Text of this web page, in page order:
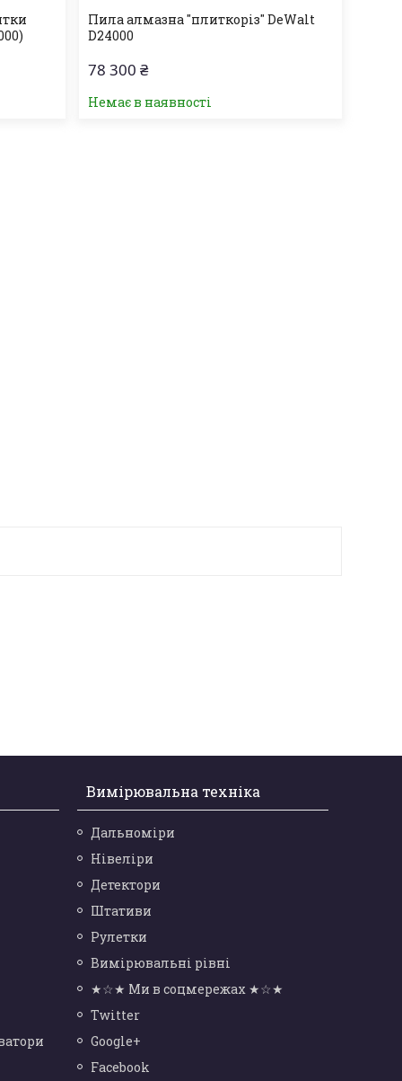
Пила алмазна "плиткоріз" DeWalt
D24000
78 300 ₴
Немає в наявності
Вимірювальна техніка
Дальноміри
Нівеліри
Детектори
Штативи
Рулетки
Вимірювальні рівні
★☆★ Ми в соцмережах ★☆★
Twitter
Google+
Facebook